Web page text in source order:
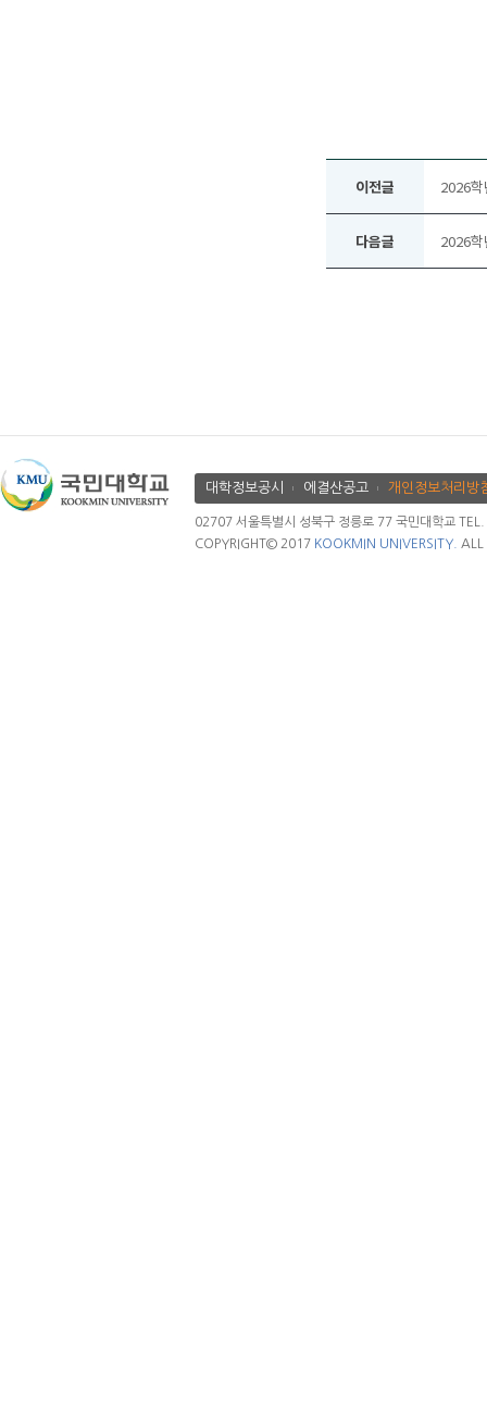
이전글 2026
다음글 2026
대학정보공시 에결산공고 개인정보처리방
02707 서울특별시 성북구 정릉로 77 국민대학교
COPYRIGHT© 2017 KOOKMIN UNIVERSITY. ALL